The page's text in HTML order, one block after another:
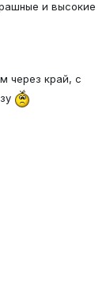
и высокие
через край, с